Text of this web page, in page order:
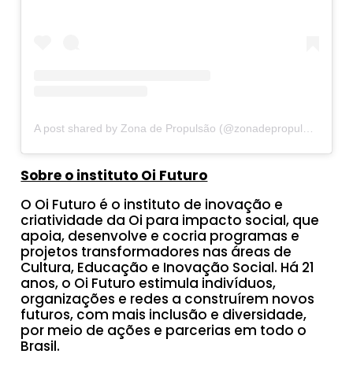
Sobre o instituto Oi Futuro
O Oi Futuro é o instituto de inovação e
criatividade da Oi para impacto social, que
apoia, desenvolve e cocria programas e
projetos transformadores nas áreas de
Cultura, Educação e Inovação Social. Há 21
anos, o Oi Futuro estimula indivíduos,
organizações e redes a construírem novos
futuros, com mais inclusão e diversidade,
por meio de ações e parcerias em todo o
Brasil.